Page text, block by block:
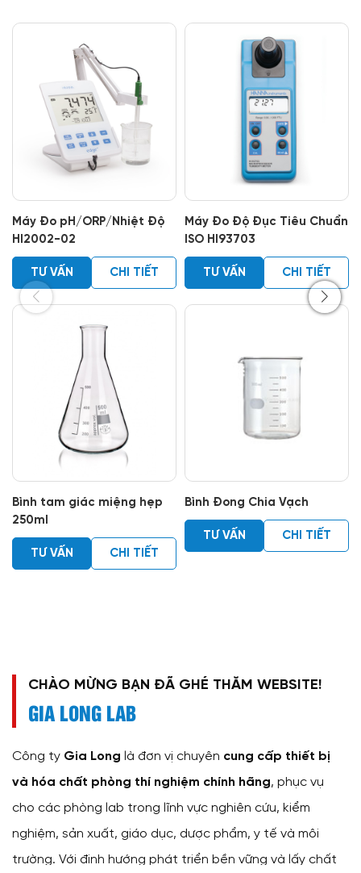
Máy Đo pH/ORP/Nhiệt Độ
HI2002-02
TƯ VẤN CHI TIẾT
Máy Đo Độ Đục Tiêu Chuẩn
ISO HI93703
TƯ VẤN CHI TIẾT
Bình tam giác miệng hẹp
250ml
TƯ VẤN CHI TIẾT
Bình Đong Chia Vạch
TƯ VẤN CHI TIẾT
CHÀO MỪNG BẠN ĐÃ GHÉ THĂM WEBSITE!
GIA LONG LAB
Công ty Gia Long là đơn vị chuyên cung cấp thiết bị
và hóa chất phòng thí nghiệm chính hãng, phục vụ
cho các phòng lab trong lĩnh vực nghiên cứu, kiểm
nghiệm, sản xuất, giáo dục, dược phẩm, y tế và môi
trường. Với định hướng phát triển bền vững và lấy chất